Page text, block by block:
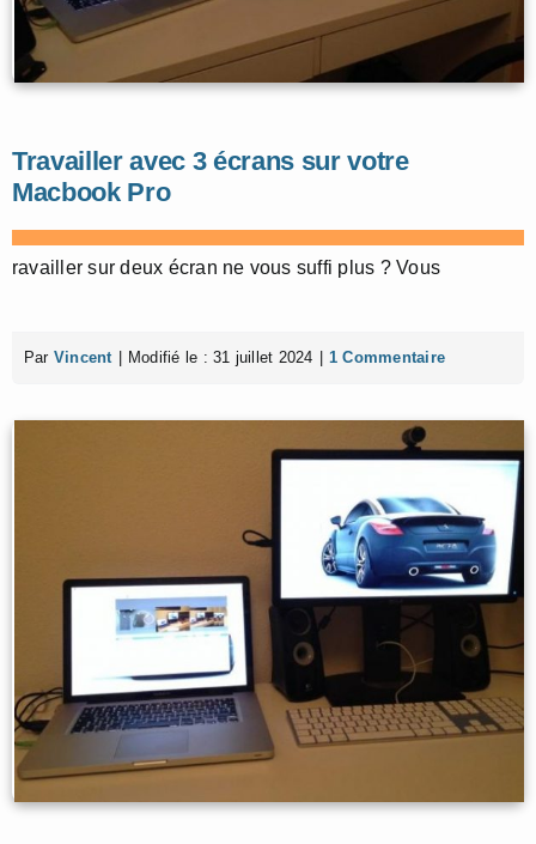
Travailler avec 3 écrans sur votre
Macbook Pro
ravailler sur deux écran ne vous suffi plus ? Vous
Par Vincent | Modifié le : 31 juillet 2024 | 1 Commentaire